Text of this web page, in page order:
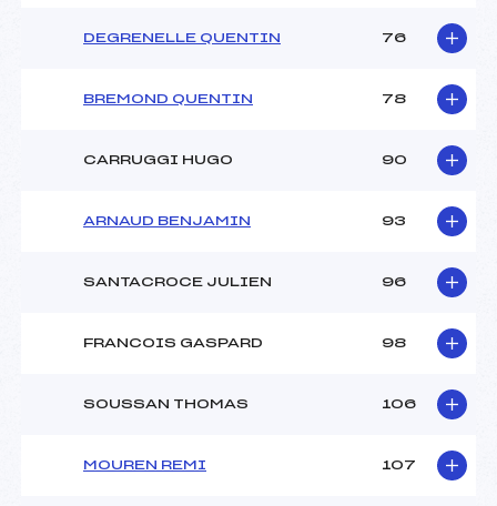
DEGRENELLE QUENTIN 76
BREMOND QUENTIN 78
CARRUGGI HUGO 90
ARNAUD BENJAMIN 93
SANTACROCE JULIEN 96
FRANCOIS GASPARD 98
SOUSSAN THOMAS 106
MOUREN REMI 107